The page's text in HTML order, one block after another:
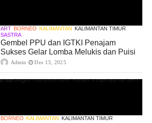
ART BORNEO KALIMANTAN KALIMANTAN TIMUR
SASTRA
Gembel PPU dan IGTKI Penajam
Sukses Gelar Lomba Melukis dan Puisi
Admin Des 13, 2025
BORNEO KALIMANTAN KALIMANTAN TIMUR